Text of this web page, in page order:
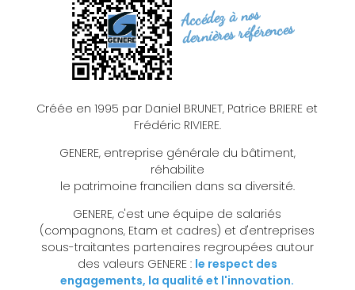
Accédez à nos
dernières références
Créée en 1995 par Daniel BRUNET, Patrice BRIERE et
Frédéric RIVIERE.
GENERE, entreprise générale du bâtiment,
réhabilite
le patrimoine francilien dans sa diversité.
GENERE, c'est une équipe de salariés
(compagnons, Etam et cadres) et d'entreprises
sous-traitantes partenaires regroupées autour
des valeurs GENERE : le respect des
engagements, la qualité et l'innovation.